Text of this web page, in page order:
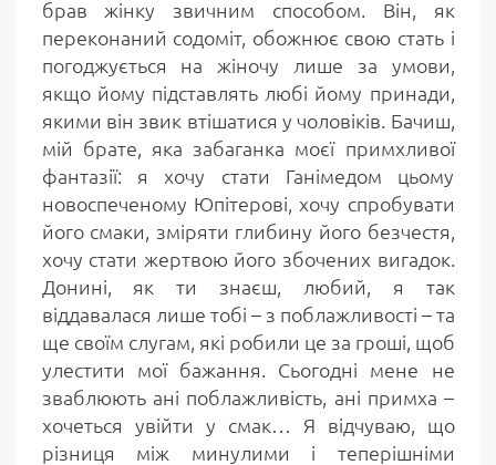
брав жінку звичним способом. Він, як
переконаний содоміт, обожнює свою стать і
погоджується на жіночу лише за умови,
якщо йому підставлять любі йому принади,
якими він звик втішатися у чоловіків. Бачиш,
мій брате, яка забаганка моєї примхливої
фантазії: я хочу стати Ганімедом цьому
новоспеченому Юпітерові, хочу спробувати
його смаки, зміряти глибину його безчестя,
хочу стати жертвою його збочених вигадок.
Донині, як ти знаєш, любий, я так
віддавалася лише тобі – з поблажливості – та
ще своїм слугам, які робили це за гроші, щоб
улестити мої бажання. Сьогодні мене не
зваблюють ані поблажливість, ані примха –
хочеться увійти у смак… Я відчуваю, що
різниця між минулими і теперішніми